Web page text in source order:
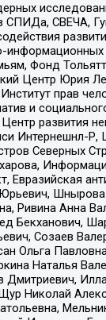
СВЕЧА,
информационных
Фонд
Центр Юрия
прав
и
развития
Интернешнл-
Северных
Евразийская
Ривина Анна
Бекханович,
Созаев
Ольга
Наталья
Дмитриевич,
Николай